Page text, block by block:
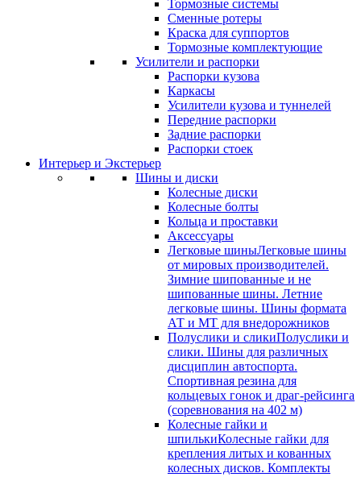
Тормозные системы
Сменные ротеры
Краска для суппортов
Тормозные комплектующие
Усилители и распорки
Распорки кузова
Каркасы
Усилители кузова и туннелей
Передние распорки
Задние распорки
Распорки стоек
Интерьер и Экстерьер
Шины и диски
Колесные диски
Колесные болты
Кольца и проставки
Аксессуары
Легковые шиныЛегковые шины
от мировых производителей.
Зимние шипованные и не
шипованные шины. Летние
легковые шины. Шины формата
АТ и МТ для внедорожников
Полуслики и сликиПолуслики и
слики. Шины для различных
дисциплин автоспорта.
Спортивная резина для
кольцевых гонок и драг-рейсинга
(соревнования на 402 м)
Колесные гайки и
шпилькиКолесные гайки для
крепления литых и кованных
колесных дисков. Комплекты